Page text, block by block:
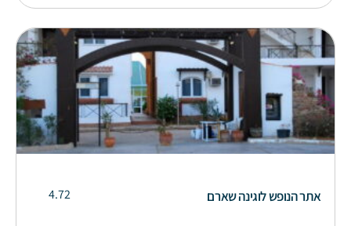
אתר הנופש לוגינה שארם 4.72